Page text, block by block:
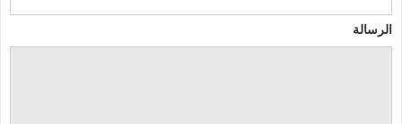
الرسالة